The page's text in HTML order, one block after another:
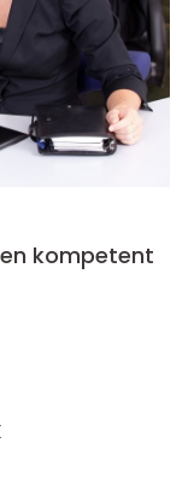
kompetent